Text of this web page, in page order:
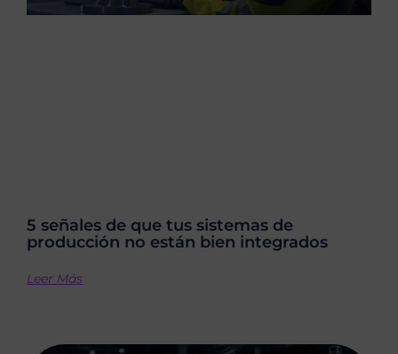
5 señales de que tus sistemas de
producción no están bien integrados
Leer Más